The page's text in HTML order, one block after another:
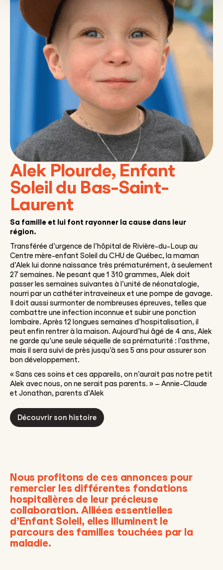
Alek Plourde, Enfant
Soleil du Bas-Saint-
Laurent
Sa famille et lui font rayonner la cause dans leur
région.
Transférée d’urgence de l’hôpital de Rivière-du-Loup au
Centre mère-enfant Soleil du CHU de Québec, la maman
d’Alek lui donne naissance très prématurément, à seulement
27 semaines. Ne pesant que 1 310 grammes, Alek doit
passer les semaines suivantes à l’unité de néonatalogie,
nourri par un cathéter intraveineux et une pompe de gavage.
Il doit aussi surmonter de nombreuses épreuves, telles que
combattre une infection inconnue et subir une ponction
lombaire. Après 12 longues semaines d’hospitalisation, il
peut enfin rentrer à la maison. Aujourd’hui âgé de 4 ans, Alek
ne garde qu’une seule séquelle de sa prématurité : l’asthme,
mais il sera suivi de près jusqu’à ses 5 ans pour assurer son
bon développement.
« Sans ces soins et ces appareils, on n’aurait pas notre petit
Alek avec nous, on ne serait pas parents. » – Annie-Claude
et Jonathan, parents d’Alek
Découvrir son histoire
Nous profitons de ces annonces pour
remercier les différentes fondations
hospitalières de leur précieuse
collaboration. Alliées essentielles
d’Enfant Soleil, elles illuminent le
parcours des familles touchées par la
maladie.